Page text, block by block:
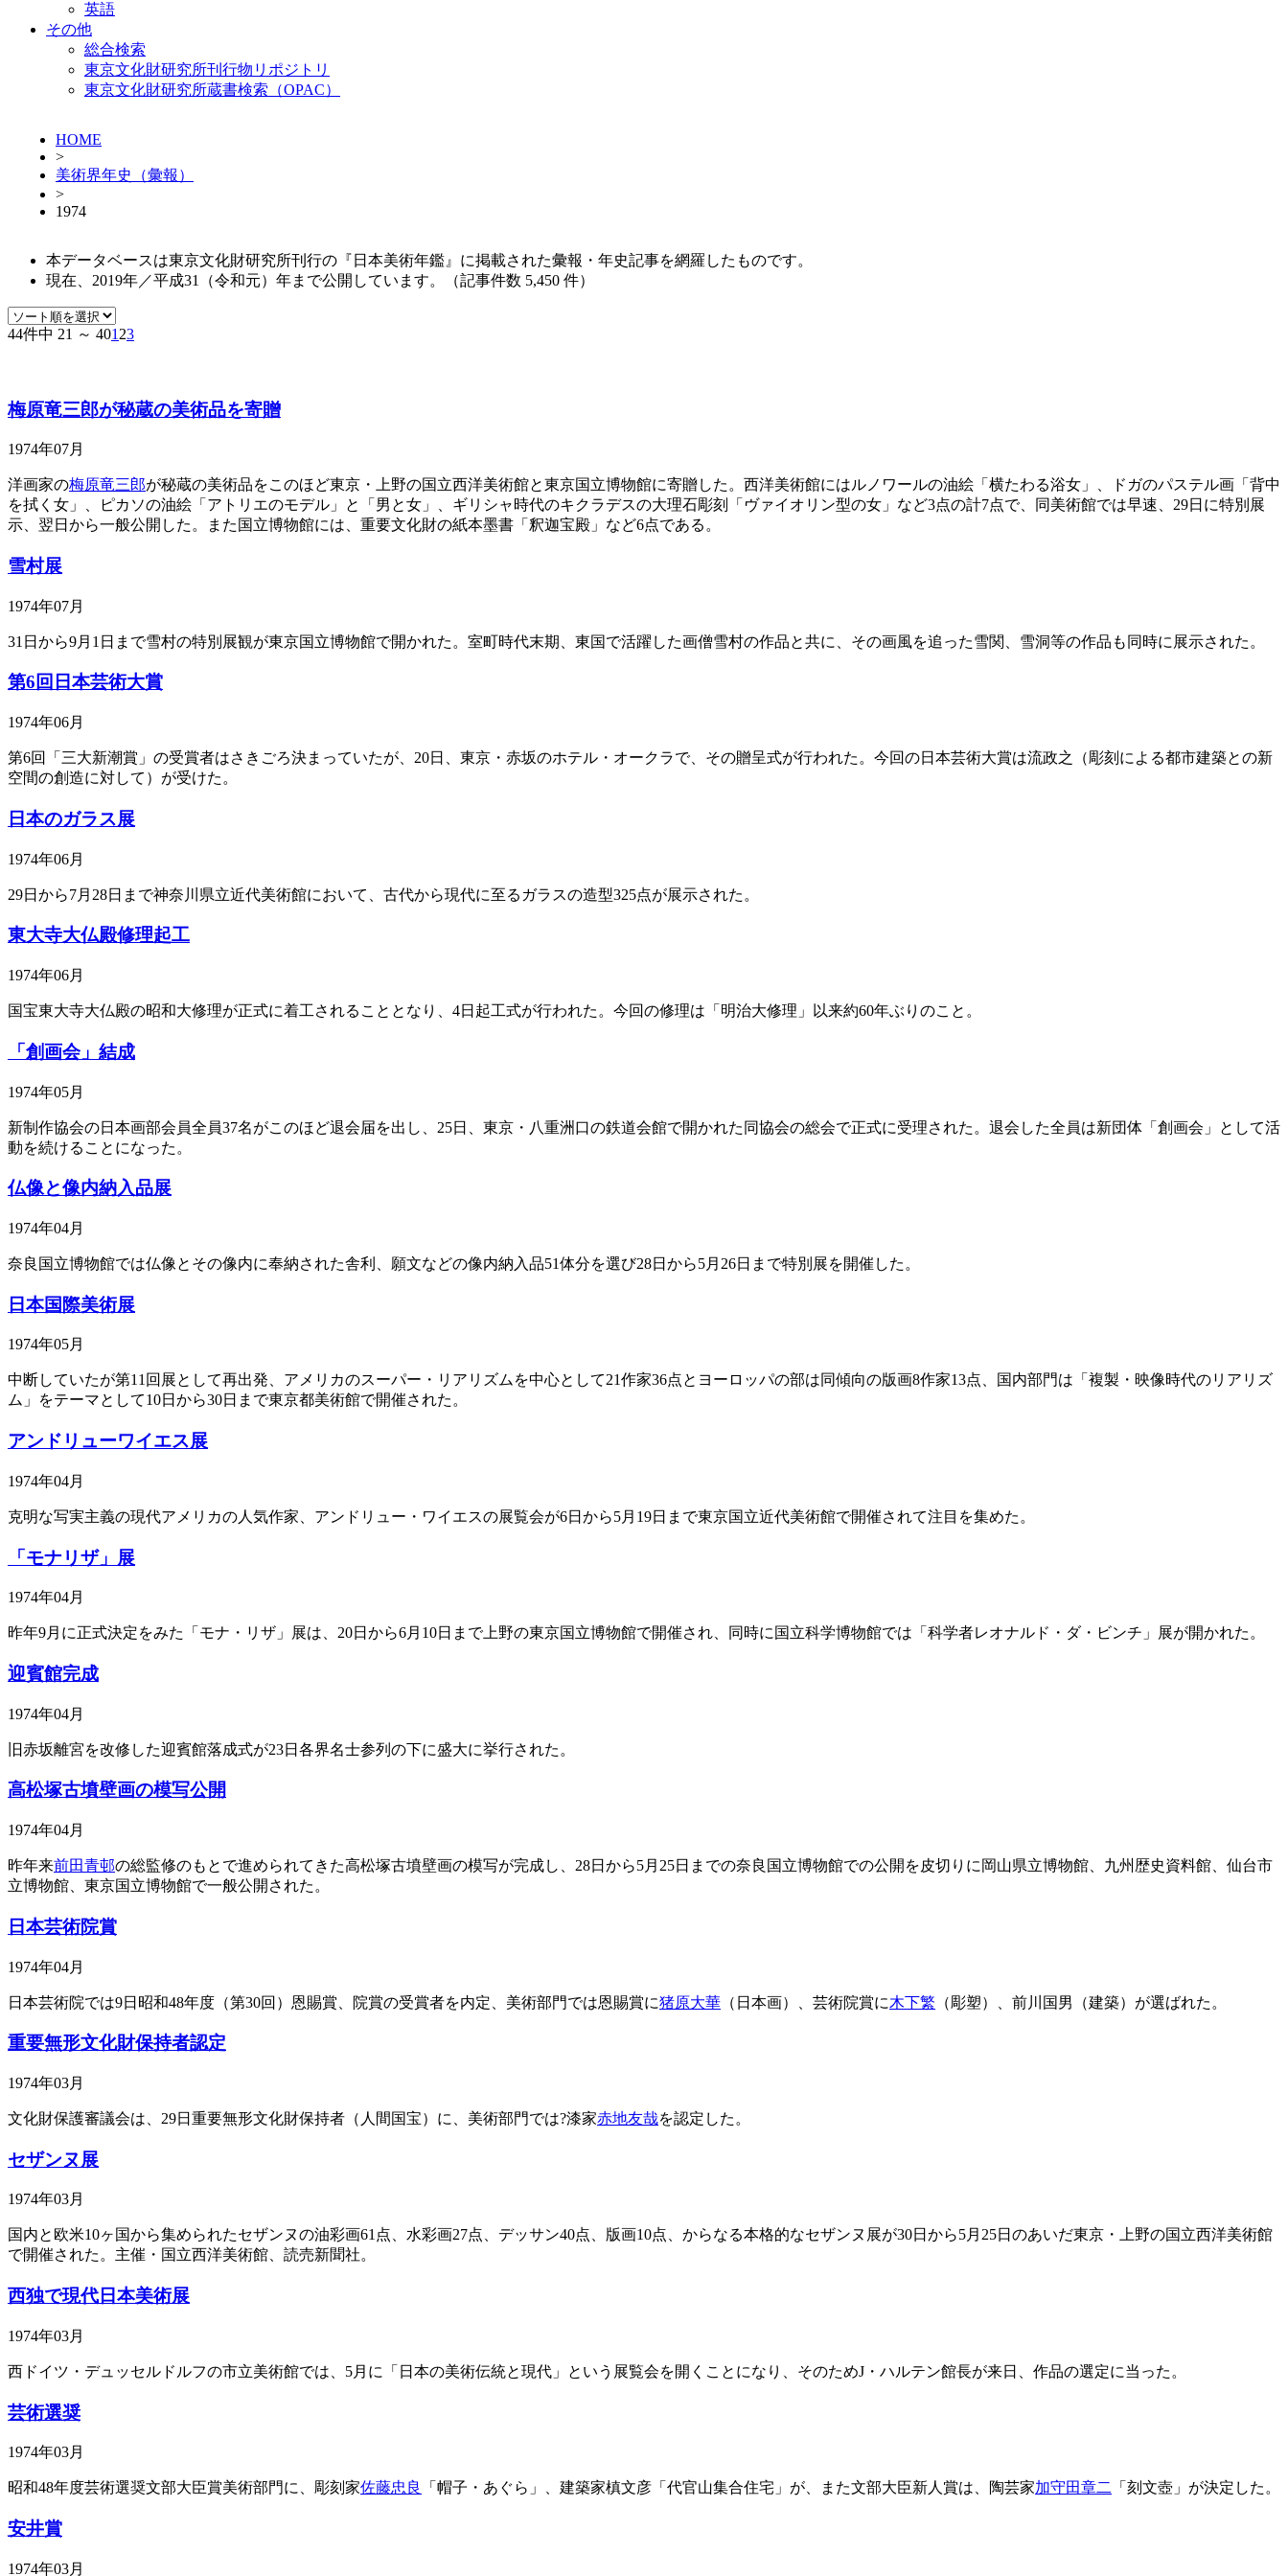
英語
その他
総合検索
東京文化財研究所刊行物リポジトリ
東京文化財研究所蔵書検索（OPAC）
HOME
>
美術界年史（彙報）
>
1974
本データベースは東京文化財研究所刊行の『日本美術年鑑』に掲載された彙報・年史記事を網羅したものです。
現在、2019年／平成31（令和元）年まで公開しています。（記事件数 5,450 件）
44件中 21 ～ 401 23
梅原竜三郎が秘蔵の美術品を寄贈
1974年07月
洋画家の梅原竜三郎が秘蔵の美術品をこのほど東京・上野の国立西洋美術館と東京国立博物館に寄贈した。西洋美術館にはルノワールの油絵「横たわる浴女」、ドガのパステル画「背中
を拭く女」、ピカソの油絵「アトリエのモデル」と「男と女」、ギリシャ時代のキクラデスの大理石彫刻「ヴァイオリン型の女」など3点の計7点で、同美術館では早速、29日に特別展
示、翌日から一般公開した。また国立博物館には、重要文化財の紙本墨書「釈迦宝殿」など6点である。
雪村展
1974年07月
31日から9月1日まで雪村の特別展観が東京国立博物館で開かれた。室町時代末期、東国で活躍した画僧雪村の作品と共に、その画風を追った雪関、雪洞等の作品も同時に展示された。
第6回日本芸術大賞
1974年06月
第6回「三大新潮賞」の受賞者はさきごろ決まっていたが、20日、東京・赤坂のホテル・オークラで、その贈呈式が行われた。今回の日本芸術大賞は流政之（彫刻による都市建築との新
空間の創造に対して）が受けた。
日本のガラス展
1974年06月
29日から7月28日まで神奈川県立近代美術館において、古代から現代に至るガラスの造型325点が展示された。
東大寺大仏殿修理起工
1974年06月
国宝東大寺大仏殿の昭和大修理が正式に着工されることとなり、4日起工式が行われた。今回の修理は「明治大修理」以来約60年ぶりのこと。
「創画会」結成
1974年05月
新制作協会の日本画部会員全員37名がこのほど退会届を出し、25日、東京・八重洲口の鉄道会館で開かれた同協会の総会で正式に受理された。退会した全員は新団体「創画会」として活
動を続けることになった。
仏像と像内納入品展
1974年04月
奈良国立博物館では仏像とその像内に奉納された舎利、願文などの像内納入品51体分を選び28日から5月26日まで特別展を開催した。
日本国際美術展
1974年05月
中断していたが第11回展として再出発、アメリカのスーパー・リアリズムを中心として21作家36点とヨーロッパの部は同傾向の版画8作家13点、国内部門は「複製・映像時代のリアリズ
ム」をテーマとして10日から30日まで東京都美術館で開催された。
アンドリューワイエス展
1974年04月
克明な写実主義の現代アメリカの人気作家、アンドリュー・ワイエスの展覧会が6日から5月19日まで東京国立近代美術館で開催されて注目を集めた。
「モナリザ」展
1974年04月
昨年9月に正式決定をみた「モナ・リザ」展は、20日から6月10日まで上野の東京国立博物館で開催され、同時に国立科学博物館では「科学者レオナルド・ダ・ビンチ」展が開かれた。
迎賓館完成
1974年04月
旧赤坂離宮を改修した迎賓館落成式が23日各界名士参列の下に盛大に挙行された。
高松塚古墳壁画の模写公開
1974年04月
昨年来前田青邨の総監修のもとで進められてきた高松塚古墳壁画の模写が完成し、28日から5月25日までの奈良国立博物館での公開を皮切りに岡山県立博物館、九州歴史資料館、仙台市
立博物館、東京国立博物館で一般公開された。
日本芸術院賞
1974年04月
日本芸術院では9日昭和48年度（第30回）恩賜賞、院賞の受賞者を内定、美術部門では恩賜賞に猪原大華 （日本画）、芸術院賞に木下繁 （彫塑）、前川国男（建築）が選ばれた。
重要無形文化財保持者認定
1974年03月
文化財保護審議会は、29日重要無形文化財保持者（人間国宝）に、美術部門では?漆家赤地友哉を認定した。
セザンヌ展
1974年03月
国内と欧米10ヶ国から集められたセザンヌの油彩画61点、水彩画27点、デッサン40点、版画10点、からなる本格的なセザンヌ展が30日から5月25日のあいだ東京・上野の国立西洋美術館
で開催された。主催・国立西洋美術館、読売新聞社。
西独で現代日本美術展
1974年03月
西ドイツ・デュッセルドルフの市立美術館では、5月に「日本の美術伝統と現代」という展覧会を開くことになり、そのためJ・ハルテン館長が来日、作品の選定に当った。
芸術選奨
1974年03月
昭和48年度芸術選奨文部大臣賞美術部門に、彫刻家佐藤忠良 「帽子・あぐら」、建築家槙文彦「代官山集合住宅」が、また文部大臣新人賞は、陶芸家加守田章二 「刻文壺」が決定した。
安井賞
1974年03月